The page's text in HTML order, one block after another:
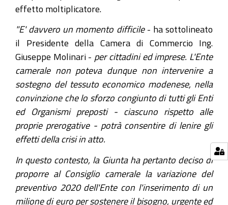
effetto moltiplicatore.
"E' davvero un momento difficile- ha sottolineato
il Presidente della Camera di Commercio Ing.
Giuseppe Molinari - per cittadini ed imprese. L'Ente
camerale non poteva dunque non intervenire a
sostegno del tessuto economico modenese, nella
convinzione che lo sforzo congiunto di tutti gli Enti
ed Organismi preposti - ciascuno rispetto alle
proprie prerogative - potrà consentire di lenire gli
effetti della crisi in atto.
In questo contesto, la Giunta ha pertanto deciso di
proporre al Consiglio camerale la variazione del
preventivo 2020 dell'Ente con l'inserimento di un
milione di euro per sostenere il bisogno, urgente ed